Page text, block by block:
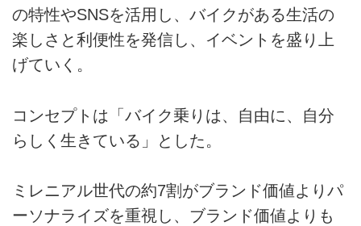
の特性やSNSを活用し、バイクがある生活の
楽しさと利便性を発信し、イベントを盛り上
げていく。
コンセプトは「バイク乗りは、自由に、自分
らしく生きている」とした。
ミレニアル世代の約7割がブランド価値よりパ
ーソナライズを重視し、ブランド価値よりも